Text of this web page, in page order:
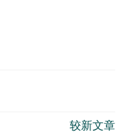
较新文章